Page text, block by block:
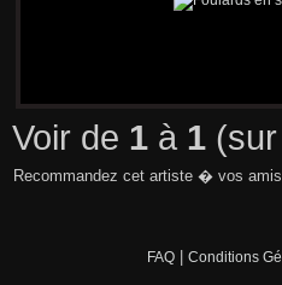
Voir de 1 à 1
Recommandez cet artiste � vos
FAQ Conditions